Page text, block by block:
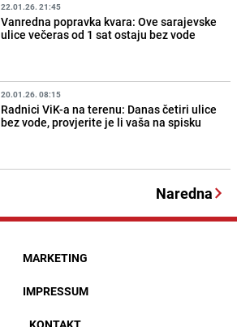
22.01.26. 21:45
Vanredna popravka kvara: Ove sarajevske
ulice večeras od 1 sat ostaju bez vode
20.01.26. 08:15
Radnici ViK-a na terenu: Danas četiri ulice
bez vode, provjerite je li vaša na spisku
Naredna
MARKETING
IMPRESSUM